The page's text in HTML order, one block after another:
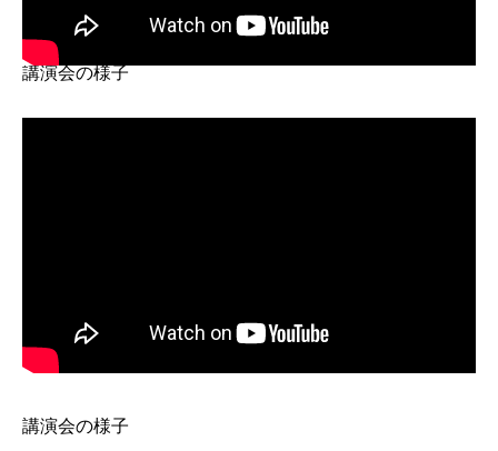
講演会の様子
講演会の様子